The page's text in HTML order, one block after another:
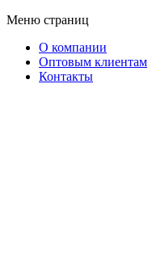
Меню страниц
О компании
Оптовым клиентам
Контакты